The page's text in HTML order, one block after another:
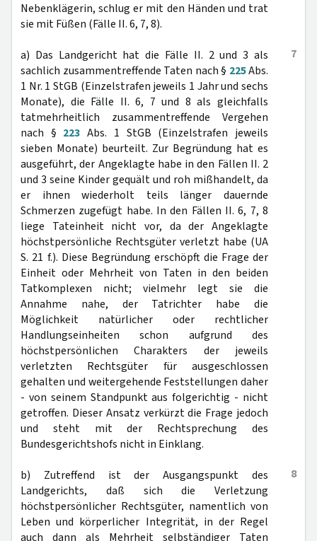
Nebenklägerin, schlug er mit den Händen und trat
sie mit Füßen (Fälle II. 6, 7, 8).
7
a) Das Landgericht hat die Fälle II. 2 und 3 als
sachlich zusammentreffende Taten nach § 225Abs.
1 Nr. 1 StGB (Einzelstrafen jeweils 1 Jahr und sechs
Monate), die Fälle II. 6, 7 und 8 als gleichfalls
tatmehrheitlich zusammentreffende Vergehen
nach § 223 Abs. 1 StGB (Einzelstrafen jeweils
sieben Monate) beurteilt. Zur Begründung hat es
ausgeführt, der Angeklagte habe in den Fällen II. 2
und 3 seine Kinder gequält und roh mißhandelt, da
er ihnen wiederholt teils länger dauernde
Schmerzen zugefügt habe. In den Fällen II. 6, 7, 8
liege Tateinheit nicht vor, da der Angeklagte
höchstpersönliche Rechtsgüter verletzt habe (UA
S. 21 f.). Diese Begründung erschöpft die Frage der
Einheit oder Mehrheit von Taten in den beiden
Tatkomplexen nicht; vielmehr legt sie die
Annahme nahe, der Tatrichter habe die
Möglichkeit natürlicher oder rechtlicher
Handlungseinheiten schon aufgrund des
höchstpersönlichen Charakters der jeweils
verletzten Rechtsgüter für ausgeschlossen
gehalten und weitergehende Feststellungen daher
- von seinem Standpunkt aus folgerichtig - nicht
getroffen. Dieser Ansatz verkürzt die Frage jedoch
und steht mit der Rechtsprechung des
Bundesgerichtshofs nicht in Einklang.
8
b) Zutreffend ist der Ausgangspunkt des
Landgerichts, daß sich die Verletzung
höchstpersönlicher Rechtsgüter, namentlich von
Leben und körperlicher Integrität, in der Regel
auch dann als Mehrheit selbständiger Taten